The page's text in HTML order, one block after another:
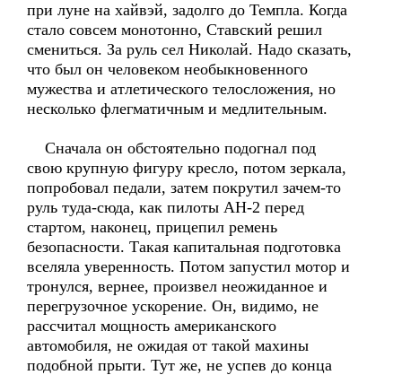
при луне на хайвэй, задолго до Темпла. Когда
стало совсем монотонно, Ставский решил
смениться. За руль сел Николай. Надо сказать,
что был он человеком необыкновенного
мужества и атлетического телосложения, но
несколько флегматичным и медлительным.
Сначала он обстоятельно подогнал под
свою крупную фигуру кресло, потом зеркала,
попробовал педали, затем покрутил зачем-то
руль туда-сюда, как пилоты АН-2 перед
стартом, наконец, прицепил ремень
безопасности. Такая капитальная подготовка
вселяла уверенность. Потом запустил мотор и
тронулся, вернее, произвел неожиданное и
перегрузочное ускорение. Он, видимо, не
рассчитал мощность американского
автомобиля, не ожидая от такой махины
подобной прыти. Тут же, не успев до конца